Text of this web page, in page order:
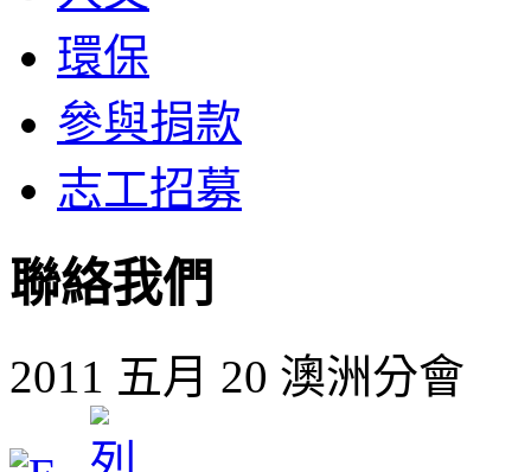
環保
參與捐款
志工招募
聯絡我們
2011 五月 20 澳洲分會